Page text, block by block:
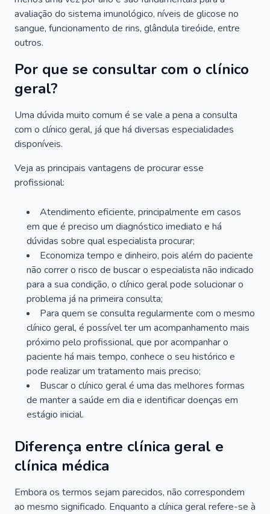
avaliação do sistema imunológico, níveis de glicose no
sangue, funcionamento de rins, glândula tireóide, entre
outros.
Por que se consultar com o clínico
geral?
Uma dúvida muito comum é se vale a pena a consulta
com o clínico geral, já que há diversas especialidades
disponíveis.
Veja as principais vantagens de procurar esse
profissional:
Atendimento eficiente, principalmente em casos
em que é preciso um diagnóstico imediato e há
dúvidas sobre qual especialista procurar;
Economiza tempo e dinheiro, pois além do paciente
não correr o risco de buscar o especialista não indicado
para a sua condição, o clínico geral pode solucionar o
problema já na primeira consulta;
Para quem se consulta regularmente com o mesmo
clínico geral, é possível ter um acompanhamento mais
próximo pelo profissional, que por acompanhar o
paciente há mais tempo, conhece o seu histórico e
pode realizar um tratamento mais preciso;
Buscar o clínico geral é uma das melhores formas
de manter a saúde em dia e identificar doenças em
estágio inicial.
Diferença entre clínica geral e
clínica médica
Embora os termos sejam parecidos, não correspondem
ao mesmo significado. Enquanto a clínica geral refere-se à